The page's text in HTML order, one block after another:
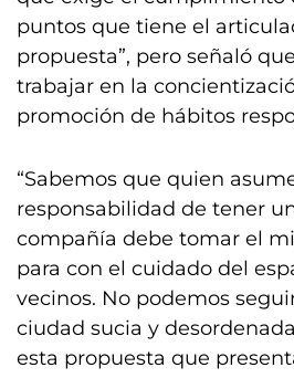
puntos que tiene el
propuesta”, pero señaló
trabajar en la
promoción de hábitos
“Sabemos que quien
responsabilidad de tener
compañía debe tomar el
para con el cuidado del
vecinos. No podemos
ciudad sucia y
esta propuesta que